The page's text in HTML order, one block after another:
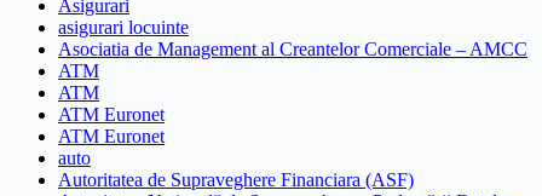
Asigurari
asigurari locuinte
Asociatia de Management al Creantelor Comerciale – AMCC
ATM
ATM
ATM Euronet
ATM Euronet
auto
Autoritatea de Supraveghere Financiara (ASF)